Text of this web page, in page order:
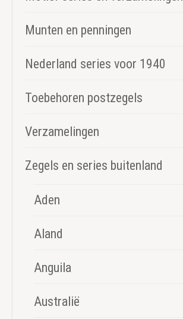
Munten en penningen
Nederland series voor 1940
Toebehoren postzegels
Verzamelingen
Zegels en series buitenland
Aden
Aland
Anguila
Australië